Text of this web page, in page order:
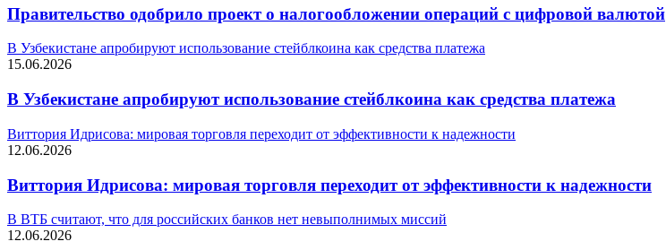
Правительство одобрило проект о налогообложении операций с цифровой валютой
В Узбекистане апробируют использование стейблкоина как средства платежа
15.06.2026
В Узбекистане апробируют использование стейблкоина как средства платежа
Виттория Идрисова: мировая торговля переходит от эффективности к надежности
12.06.2026
Виттория Идрисова: мировая торговля переходит от эффективности к надежности
В ВТБ считают, что для российских банков нет невыполнимых миссий
12.06.2026